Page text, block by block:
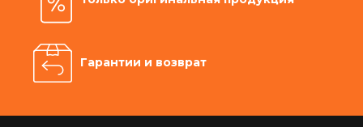
Гарантии и возврат